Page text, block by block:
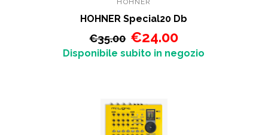
HOHNER
HOHNER Special20 Db
€35.00 €24.00
Disponibile subito in negozio